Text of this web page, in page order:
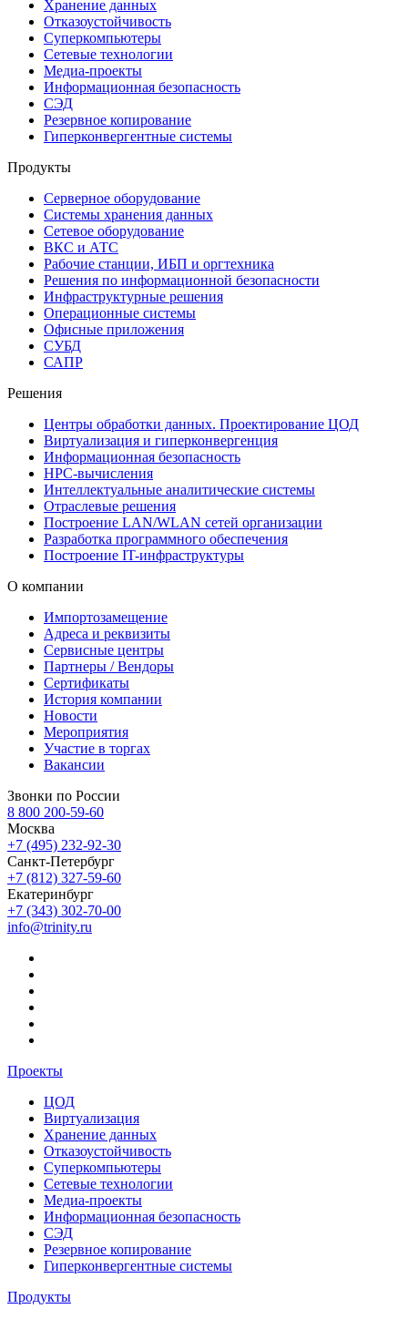
Хранение данных
Отказоустойчивость
Суперкомпьютеры
Сетевые технологии
Медиа-проекты
Информационная безопасность
СЭД
Резервное копирование
Гиперконвергентные системы
Продукты
Серверное оборудование
Системы хранения данных
Сетевое оборудование
ВКС и АТС
Рабочие станции, ИБП и оргтехника
Решения по информационной безопасности
Инфраструктурные решения
Операционные системы
Офисные приложения
СУБД
САПР
Решения
Центры обработки данных. Проектирование ЦОД
Виртуализация и гиперконвергенция
Информационная безопасность
HPC-вычисления
Интеллектуальные аналитические системы
Отраслевые решения
Построение LAN/WLAN сетей организации
Разработка программного обеспечения
Построение IT-инфраструктуры
О компании
Импортозамещение
Адреса и реквизиты
Сервисные центры
Партнеры / Вендоры
Сертификаты
История компании
Новости
Мероприятия
Участие в торгах
Вакансии
Звонки по России
8 800 200-59-60
Москва
+7 (495) 232-92-30
Санкт-Петербург
+7 (812) 327-59-60
Екатеринбург
+7 (343) 302-70-00
info@trinity.ru
Проекты
ЦОД
Виртуализация
Хранение данных
Отказоустойчивость
Суперкомпьютеры
Сетевые технологии
Медиа-проекты
Информационная безопасность
СЭД
Резервное копирование
Гиперконвергентные системы
Продукты